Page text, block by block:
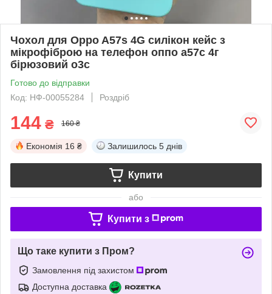
Чохол для Oppo A57s 4G силікон кейс з
мікрофіброю на телефон оппо а57с 4г
бірюзовий o3c
Готово до відправки
Код: НФ-00055284
Роздріб
144 ₴ 160 ₴
Економія 16 ₴ Залишилось 5 днів
Купити
або
Купити з
Що таке купити з Пром?
Замовлення під захистом
Доступна доставка